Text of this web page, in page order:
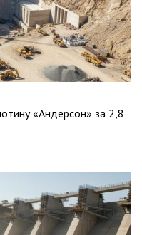
«Андерсон» за 2,8